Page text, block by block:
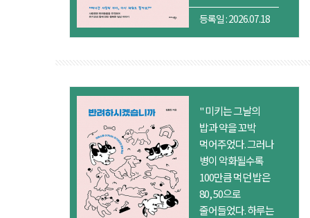
해피여서 예쁜
것이다. 그들은
온전히 그 자체로
마찬가지이다.
그런데도 왜
믹스견에게만
키우는 이유를
설명해야 하는 걸까?
그냥 그
강아지들을..”
등록일 : 2026.07.18
" 미키는 그날의
밥과 약을 꼬박
먹어주었다. 그러나
병이 악화될수록
100만큼 먹던 밥은
80, 50으로
줄어들었다. 하루는